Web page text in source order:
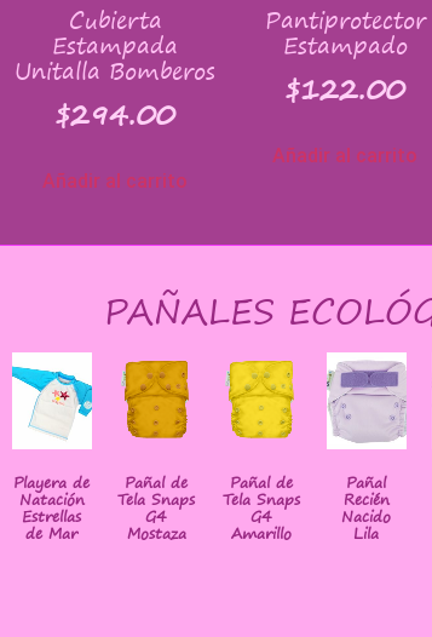
Cubierta
Estampada
Unitalla Bomberos
$294.00
Añadir al carrito
Pantiprotector
Estampado
$122.00
Añadir al carrito
PAÑALES
Playera de
Natación
Estrellas
de Mar
Pañal de
Tela Snaps
G4
Mostaza
Pañal de
Tela Snaps
G4
Amarillo
Pañal
Recién
Nacido
Lila